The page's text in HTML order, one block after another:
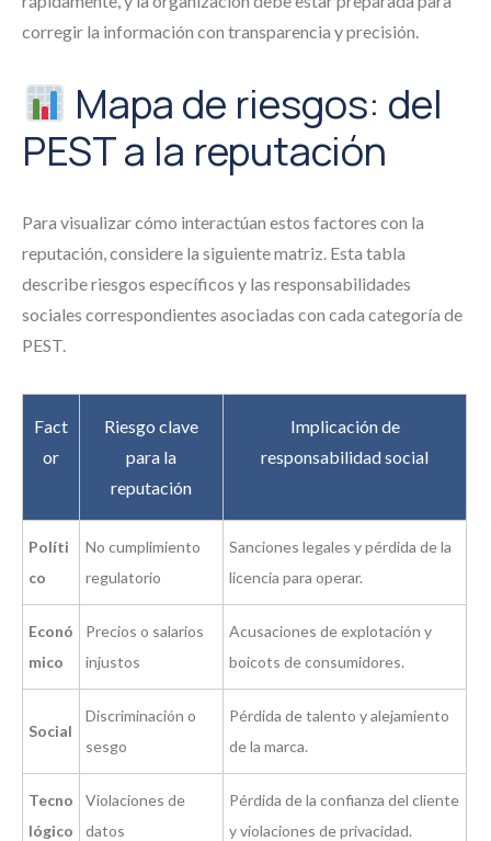
corregir la información con transparencia y precisión.
Mapa de riesgos: del
PEST a la reputación
Para visualizar cómo interactúan estos factores con la
reputación, considere la siguiente matriz. Esta tabla
describe riesgos específicos y las responsabilidades
sociales correspondientes asociadas con cada categoría de
PEST.
Fact
or
Riesgo clave
para la
reputación
Implicación de
responsabilidad social
Políti
co
No cumplimiento
regulatorio
Sanciones legales y pérdida de la
licencia para operar.
Econó
mico
Precios o salarios
injustos
Acusaciones de explotación y
boicots de consumidores.
Social
Discriminación o
sesgo
Pérdida de talento y alejamiento
de la marca.
Tecno
lógico
Violaciones de
datos
Pérdida de la confianza del cliente
y violaciones de privacidad.